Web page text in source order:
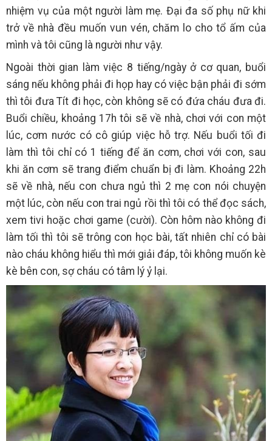
nhiệm vụ của một người làm mẹ. Đại đa số phụ nữ khi
trở về nhà đều muốn vun vén, chăm lo cho tổ ấm của
mình và tôi cũng là người như vậy.
Ngoài thời gian làm việc 8 tiếng/ngày ở cơ quan, buổi
sáng nếu không phải đi họp hay có việc bận phải đi sớm
thì tôi đưa Tít đi học, còn không sẽ có đứa cháu đưa đi.
Buổi chiều, khoảng 17h tôi sẽ về nhà, chơi với con một
lúc, cơm nước có cô giúp việc hỗ trợ. Nếu buổi tối đi
làm thì tôi chỉ có 1 tiếng để ăn cơm, chơi với con, sau
khi ăn cơm sẽ trang điểm chuẩn bị đi làm. Khoảng 22h
sẽ về nhà, nếu con chưa ngủ thì 2 mẹ con nói chuyện
một lúc, còn nếu con trai ngủ rồi thì tôi có thể đọc sách,
xem tivi hoặc chơi game (cười). Còn hôm nào không đi
làm tối thì tôi sẽ trông con học bài, tất nhiên chỉ có bài
nào cháu không hiểu thì mới giải đáp, tôi không muốn kè
kè bên con, sợ cháu có tâm lý ỷ lại.